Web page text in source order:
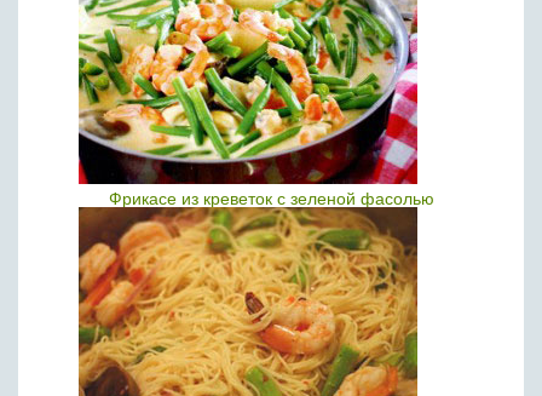
Фрикасе из креветок с зеленой фасолью